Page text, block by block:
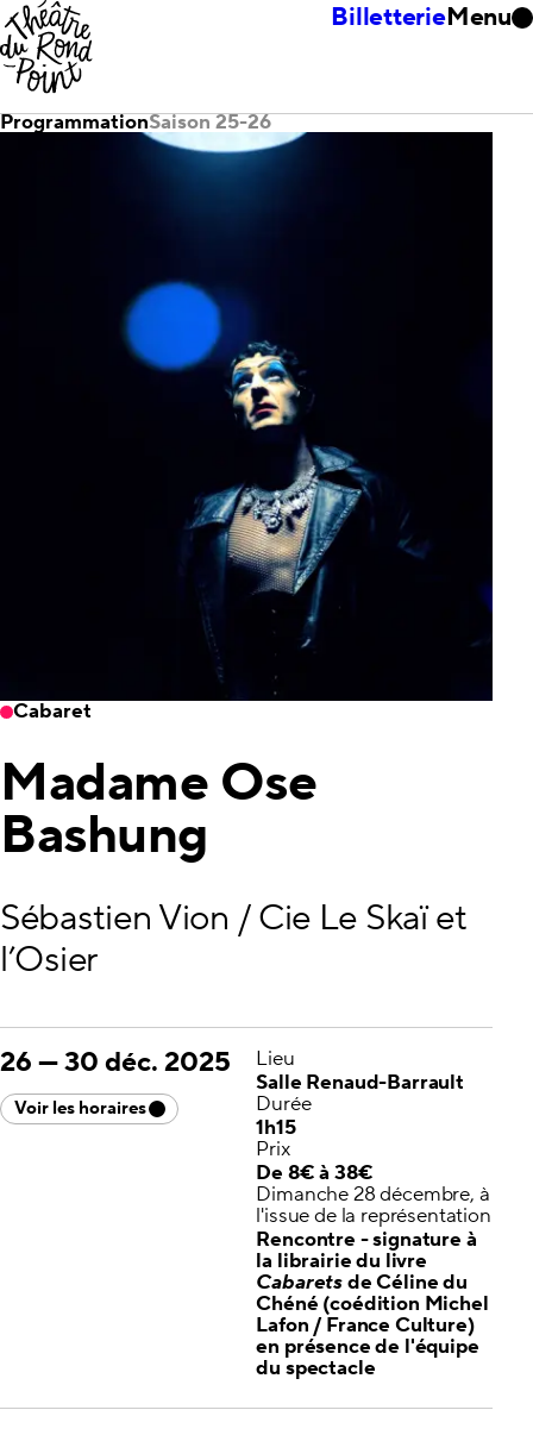
BilletterieMenu
ProgrammationSaison 25-26
Cabaret
Madame Ose
Bashung
Sébastien Vion / Cie Le Skaï et
l’Osier
26 —30 déc. 2025
Voir les horaires
Lieu
Salle Renaud-Barrault
Durée
1h15
Prix
De 8€ à 38€
Dimanche 28 décembre, à
l'issue de la représentation
Rencontre - signature à
la librairie du livre
Cabaretsde Céline du
Chéné (coédition Michel
Lafon / France Culture)
en présence de l'équipe
du spectacle